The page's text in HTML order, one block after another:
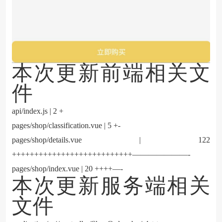
本次更新前端相关文
件
api/index.js | 2 +
pages/shop/classification.vue | 5 +-
pages/shop/details.vue | 122
+++++++++++++++++++++++++++———————-
pages/shop/index.vue | 20 ++++—-
本次更新服务端相关
文件